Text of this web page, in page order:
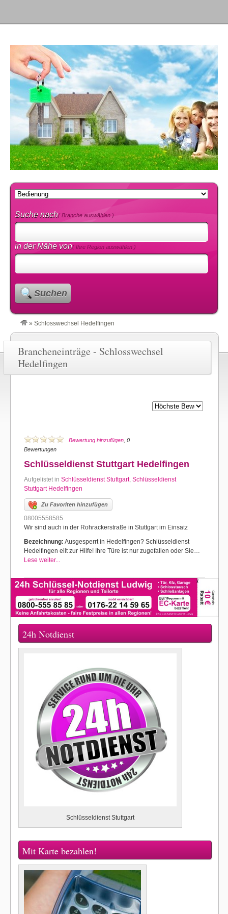
Suche nach( Branche auswählen )
in der Nähe von( Ihre Region auswählen )
Suchen
» Schlosswechsel Hedelfingen
Brancheneinträge - Schlosswechsel
Hedelfingen
Bewertung hinzufügen , 0
Bewertungen
Schlüsseldienst Stuttgart Hedelfingen
Aufgelistet in Schlüsseldienst Stuttgart, Schlüsseldienst
Stuttgart Hedelfingen
Zu Favoriten hinzufügen
08005558585
Wir sind auch in der Rohrackerstraße in Stuttgart im Einsatz
Bezeichnung: Ausgesperrt in Hedelfingen? Schlüsseldienst
Hedelfingen eilt zur Hilfe! Ihre Türe ist nur zugefallen oder Sie…
Lese weiter...
24h Notdienst
Schlüsseldienst Stuttgart
Mit Karte bezahlen!